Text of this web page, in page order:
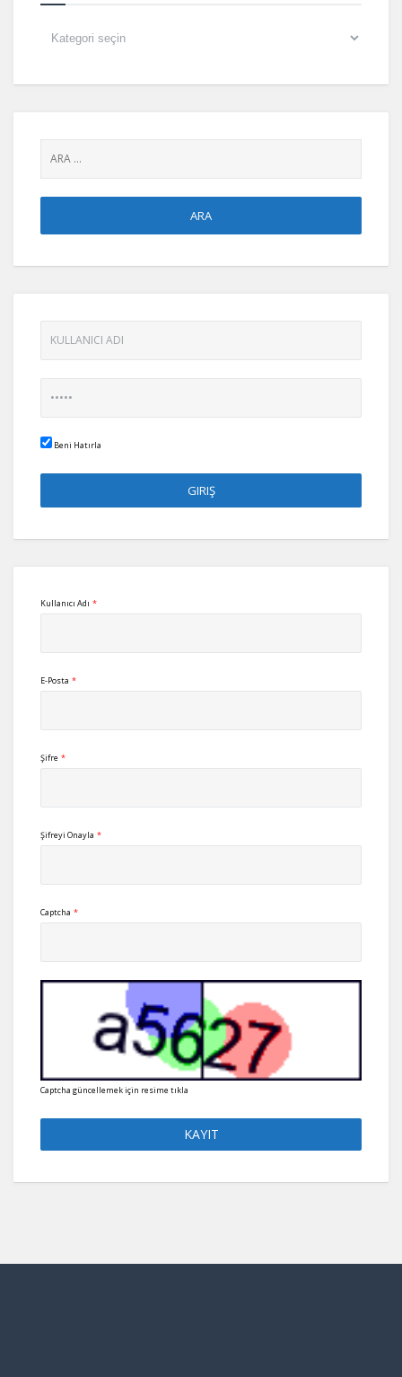
Lütfen
Beni Hatırla
Kullanıcı Adı *
E-Posta *
Şifre *
Şifreyi Onayla *
Captcha *
Captcha güncellemek için resime tıkla